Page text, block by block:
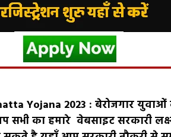
Yojana 2023 : बेरोजगार
सभी का हमारे वेबसाइट सरकारी